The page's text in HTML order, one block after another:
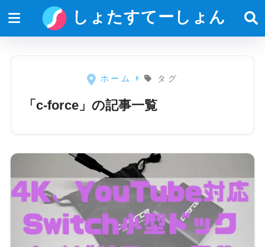
しょたすてーしょん
ホーム タグ
「c-force」の記事一覧